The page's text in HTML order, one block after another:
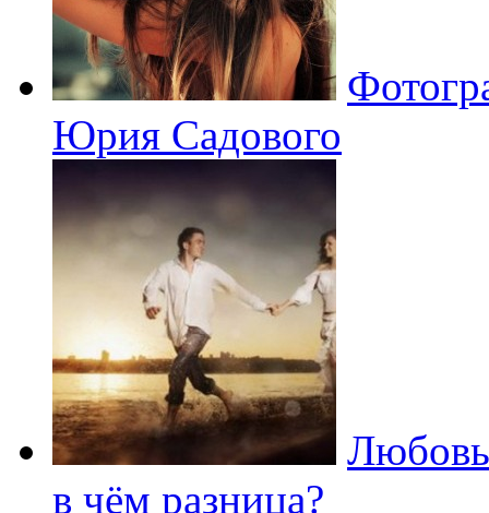
Юрия Садового
в чём разница?